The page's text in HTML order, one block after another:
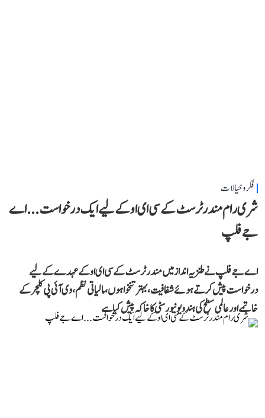
فکر و خیالات
شری رام مندر ٹرسٹ کے سی ای او کے لیے ایک درخواست...اے
جے فلپ
اے جے فلپ نے طنزیہ انداز میں مندر ٹرسٹ کے سی ای او کے عہدے کے لیے
درخواست پیش کرتے ہوئے شفافیت، بہتر تنخواہوں، مالیاتی نظم، وی آئی پی کلچر کے
خاتمے اور عالمی سطح کی ہندو یونیورسٹی کا خاکہ پیش کیا ہے